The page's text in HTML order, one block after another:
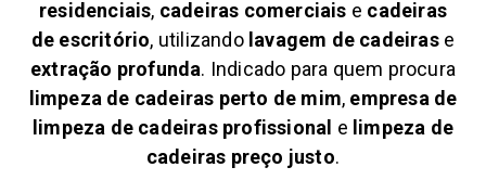
residenciais, cadeiras comerciais e cadeiras
de escritório, utilizando lavagem de cadeirase
extração profunda. Indicado para quem procura
limpeza de cadeiras perto de mim, empresa de
limpeza de cadeiras profissional e limpeza de
cadeiras preço justo.